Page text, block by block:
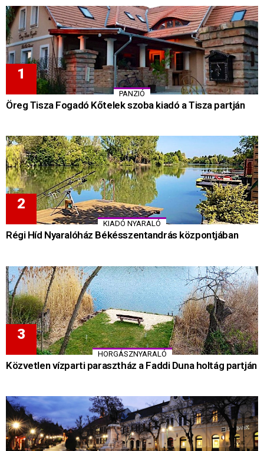
PANZIÓ
Öreg Tisza Fogadó Kőtelek szoba kiadó a Tisza partján
KIADÓ NYARALÓ
Régi Híd Nyaralóház Békésszentandrás központjában
HORGÁSZNYARALÓ
Közvetlen vízparti parasztház a Faddi Duna holtág partján